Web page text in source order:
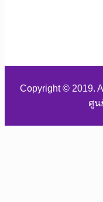
Copyright © 2019.
ศูน